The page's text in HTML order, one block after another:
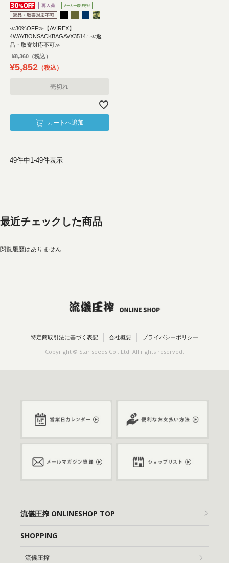
≪30%OFF≫【AVIREX】
4WAYBONSACKBAGAVX3514∴≪返
品・取寄対応不可≫
¥8,360
¥5,852 税込
売切れ
カートへ追加
49件中1-49件表示
最近チェックした商品
閲覧履歴はありません
特定商取引法に基づく表記 会社概要 プライバシーポリシー
Copyright © Star seeds Co., Ltd. All rights reserved.
流儀圧搾 ONLINESHOP TOP
SHOPPING
流儀圧搾